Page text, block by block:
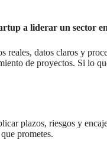
a liderar un sector
reales, datos claros y
de proyectos. Si lo
plazos, riesgos y
prometes.